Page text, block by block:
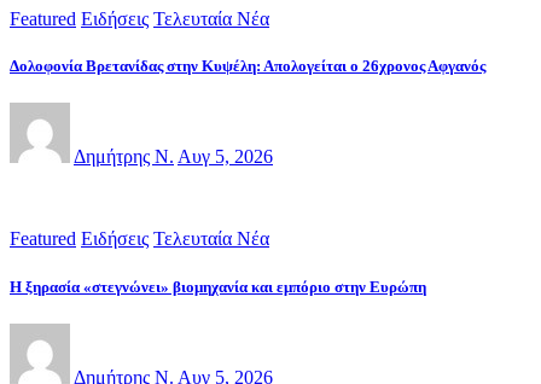
Featured Ειδήσεις Τελευταία Νέα
Δολοφονία Βρετανίδας στην Κυψέλη: Απολογείται ο 26χρονος Αφγανός
Δημήτρης Ν. Αυγ 5, 2026
Featured Ειδήσεις Τελευταία Νέα
Η ξηρασία «στεγνώνει» βιομηχανία και εμπόριο στην Ευρώπη
Δημήτρης Ν. Αυγ 5, 2026